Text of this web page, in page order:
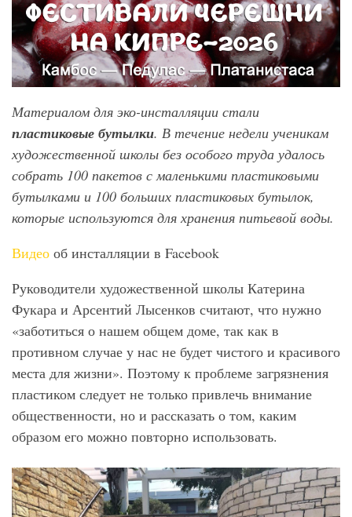
Материалом для эко-инсталляции стали
пластиковые бутылки. В течение недели ученикам
художественной школы без особого труда удалось
собрать 100 пакетов с маленькими пластиковыми
бутылками и 100 больших пластиковых бутылок,
которые используются для хранения питьевой воды.
Видео об инсталляции в Facebook
Руководители художественной школы Катерина
Фукара и Арсентий Лысенков считают, что нужно
«заботиться о нашем общем доме, так как в
противном случае у нас не будет чистого и красивого
места для жизни». Поэтому к проблеме загрязнения
пластиком следует не только привлечь внимание
общественности, но и рассказать о том, каким
образом его можно повторно использовать.